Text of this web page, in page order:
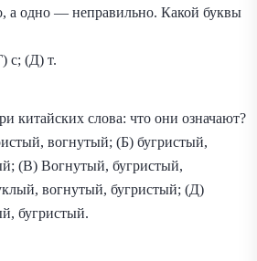
а одно — неправильно. Какой буквы
с; (Д) т.
китайских слова: что они означают?
вогнутый; (Б) бугристый,
(В) Вогнутый, бугристый,
вогнутый, бугристый; (Д)
бугристый.